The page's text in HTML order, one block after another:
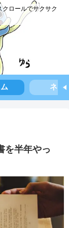
ロールでサクサク
ネタ
を半年やっ